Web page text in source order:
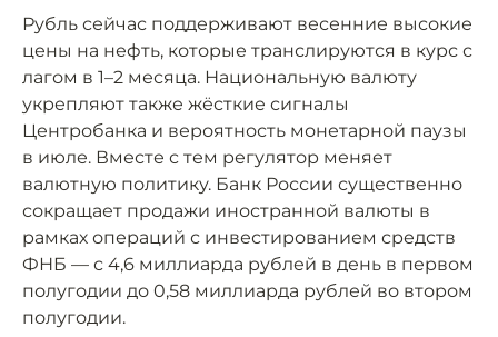
Рубль сейчас поддерживают весенние высокие
цены на нефть, которые транслируются в курс с
лагом в 1–2 месяца. Национальную валюту
укрепляют также жёсткие сигналы
Центробанка и вероятность монетарной паузы
в июле. Вместе с тем регулятор меняет
валютную политику. Банк России существенно
сокращает продажи иностранной валюты в
рамках операций с инвестированием средств
ФНБ — с 4,6 миллиарда рублей в день в первом
полугодии до 0,58 миллиарда рублей во втором
полугодии.